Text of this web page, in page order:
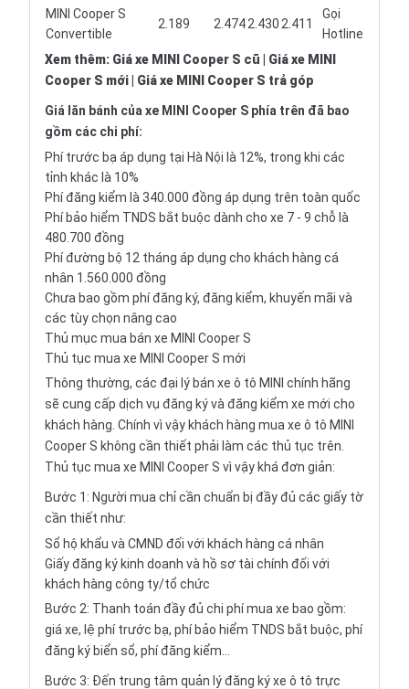
MINI Cooper S
Convertible
2.189 2.4742.430 2.411
Gọi
Hotline
Xem thêm: Giá xe MINI Cooper S cũ
Giá xe MINI
Cooper S mới
Giá xe MINI Cooper S trả góp
Giá lăn bánh của xe MINI Cooper S phía trên đã bao
gồm các chi phí:
Phí trước bạ áp dụng tại Hà Nội là 12%, trong khi các
tỉnh khác là 10%
Phí đăng kiểm là 340.000 đồng áp dụng trên toàn quốc
Phí bảo hiểm TNDS bắt buộc dành cho xe 7 - 9 chỗ là
480.700 đồng
Phí đường bộ 12 tháng áp dụng cho khách hàng cá
nhân 1.560.000 đồng
Chưa bao gồm phí đăng ký, đăng kiểm, khuyến mãi và
các tùy chọn nâng cao
Thủ mục mua bán xe MINI Cooper S
Thủ tục mua xe MINI Cooper S mới
Thông thường, các đại lý bán xe ô tô MINI chính hãng
sẽ cung cấp dịch vụ đăng ký và đăng kiểm xe mới cho
khách hàng. Chính vì vậy khách hàng mua xe ô tô MINI
Cooper S không cần thiết phải làm các thủ tục trên.
Thủ tục mua xe MINI Cooper S vì vậy khá đơn giản:
Bước 1: Người mua chỉ cần chuẩn bị đầy đủ các giấy tờ
cần thiết như:
Sổ hộ khẩu và CMND đối với khách hàng cá nhân
Giấy đăng ký kinh doanh và hồ sơ tài chính đối với
khách hàng công ty/tổ chức
Bước 2: Thanh toán đầy đủ chi phí mua xe bao gồm:
giá xe, lệ phí trước bạ, phí bảo hiểm TNDS bắt buộc, phí
đăng ký biển sổ, phí đăng kiểm...
Bước 3: Đến trung tâm quản lý đăng ký xe ô tô trực